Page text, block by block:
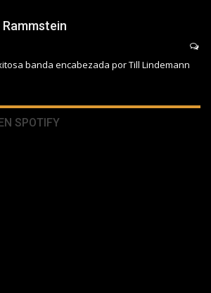
banda encabezada por Till Lindemann
SPOTIFY